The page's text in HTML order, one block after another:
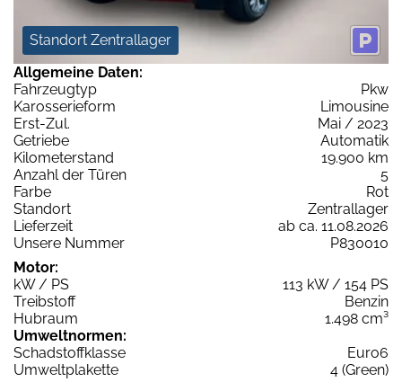
Standort Zentrallager
Allgemeine Daten:
Fahrzeugtyp
Pkw
Karosserieform
Limousine
Erst-Zul.
Mai / 2023
Getriebe
Automatik
Kilometerstand
19.900 km
Anzahl der Türen
5
Farbe
Rot
Standort
Zentrallager
Lieferzeit
ab ca. 11.08.2026
Unsere Nummer
P830010
Motor:
kW / PS
113 kW / 154 PS
Treibstoff
Benzin
Hubraum
1.498 cm³
Umweltnormen:
Schadstoffklasse
Euro6
Umweltplakette
4 (Green)